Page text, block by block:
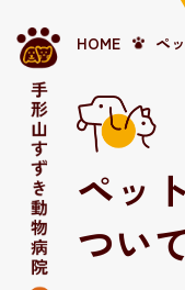
HOME ペ
ペッ
つい